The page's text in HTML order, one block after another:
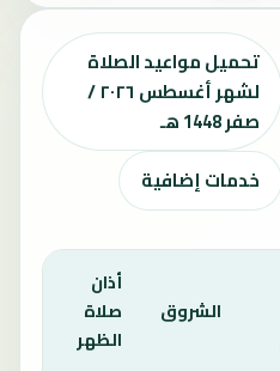
تحميل مواعيد الصلاة
لشهر أغسطس ٢٠٢٦ /
صفر 1448 هـ
خدمات إضافية
الشروق
أذان
صلاة
الظهر